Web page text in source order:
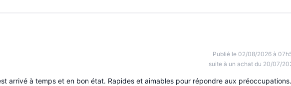
Publié le 02/08/2026 à
suite à un achat du 20/07/
arrivé à temps et en bon état. Rapides et aimables pour répondre aux préoccupations.